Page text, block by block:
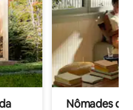
Nômades